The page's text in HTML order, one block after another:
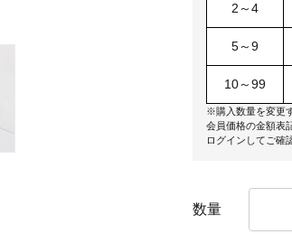
2～4
5～9
10～99
※購入数量を変更
会員価格の金額表
ログインしてご確
数量